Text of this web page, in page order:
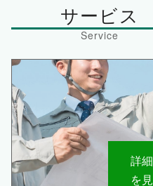
サービス
詳細
を見